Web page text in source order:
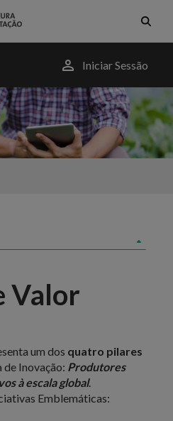
Menu
utilizador
Iniciar Sessão
Valor
um dos quatro pilares
de Inovação: Produtores
à escala global.
Emblemáticas: